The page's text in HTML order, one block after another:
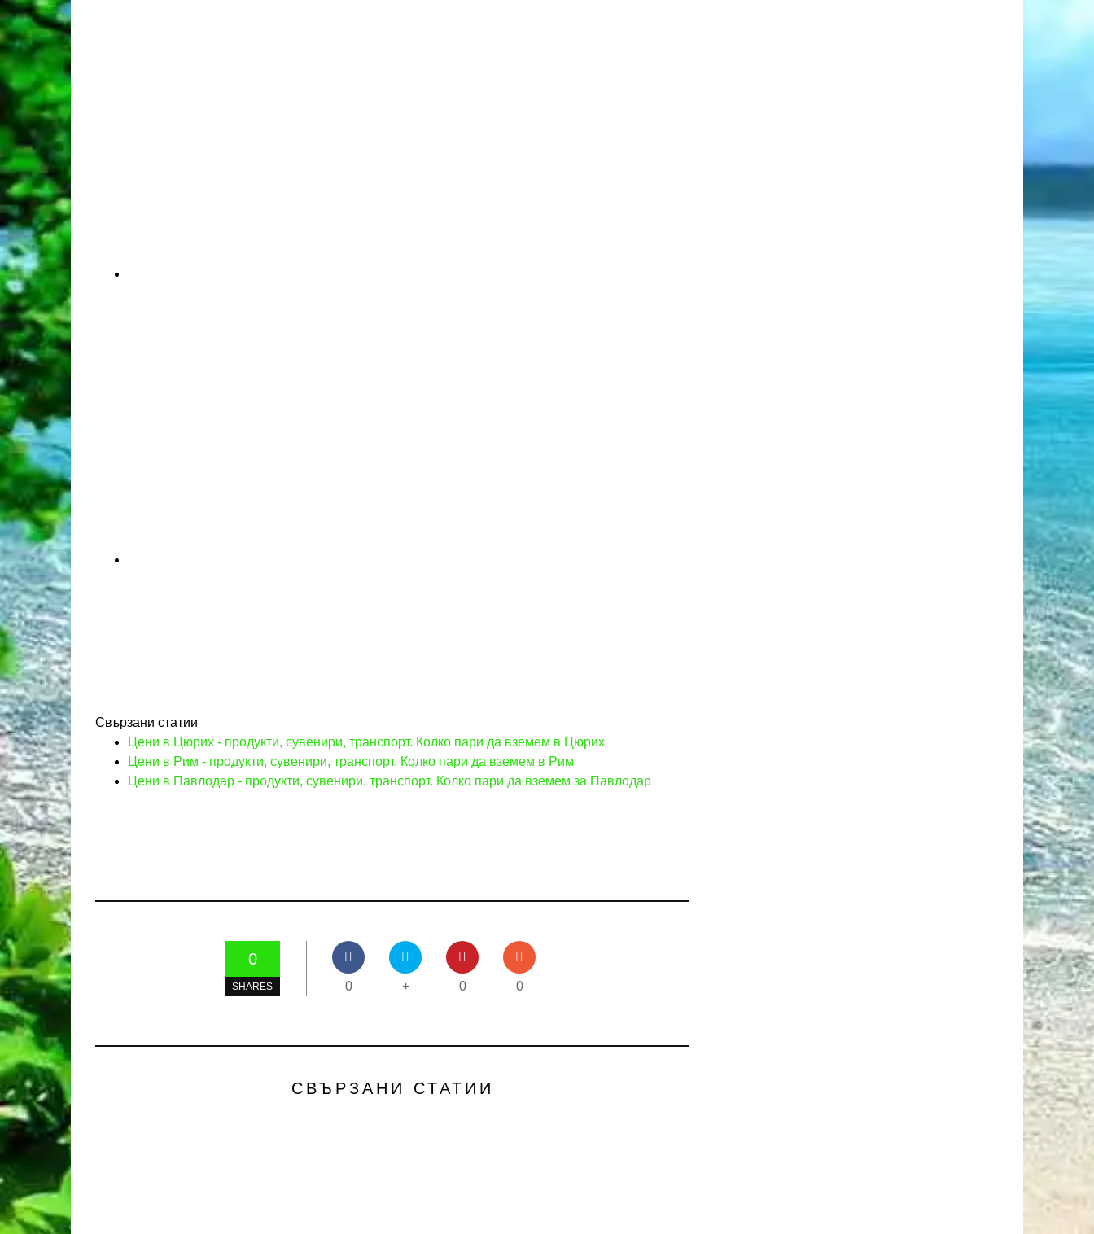
Свързани статии
Цени в Цюрих - продукти, сувенири, транспорт. Колко пари да вземем в Цюрих
Цени в Рим - продукти, сувенири, транспорт. Колко пари да вземем в Рим
Цени в Павлодар - продукти, сувенири, транспорт. Колко пари да вземем за Павлодар
0
SHARES 0 + 0 0
СВЪРЗАНИ СТАТИИ